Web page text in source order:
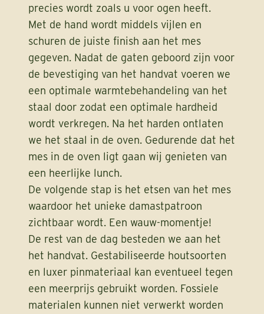
precies wordt zoals u voor ogen heeft.
Met de hand wordt middels vijlen en
schuren de juiste finish aan het mes
gegeven. Nadat de gaten geboord zijn voor
de bevestiging van het handvat voeren we
een optimale warmtebehandeling van het
staal door zodat een optimale hardheid
wordt verkregen. Na het harden ontlaten
we het staal in de oven. Gedurende dat het
mes in de oven ligt gaan wij genieten van
een heerlijke lunch.
De volgende stap is het etsen van het mes
waardoor het unieke damastpatroon
zichtbaar wordt. Een wauw-momentje!
De rest van de dag besteden we aan het
het handvat. Gestabiliseerde houtsoorten
en luxer pinmateriaal kan eventueel tegen
een meerprijs gebruikt worden. Fossiele
materialen kunnen niet verwerkt worden